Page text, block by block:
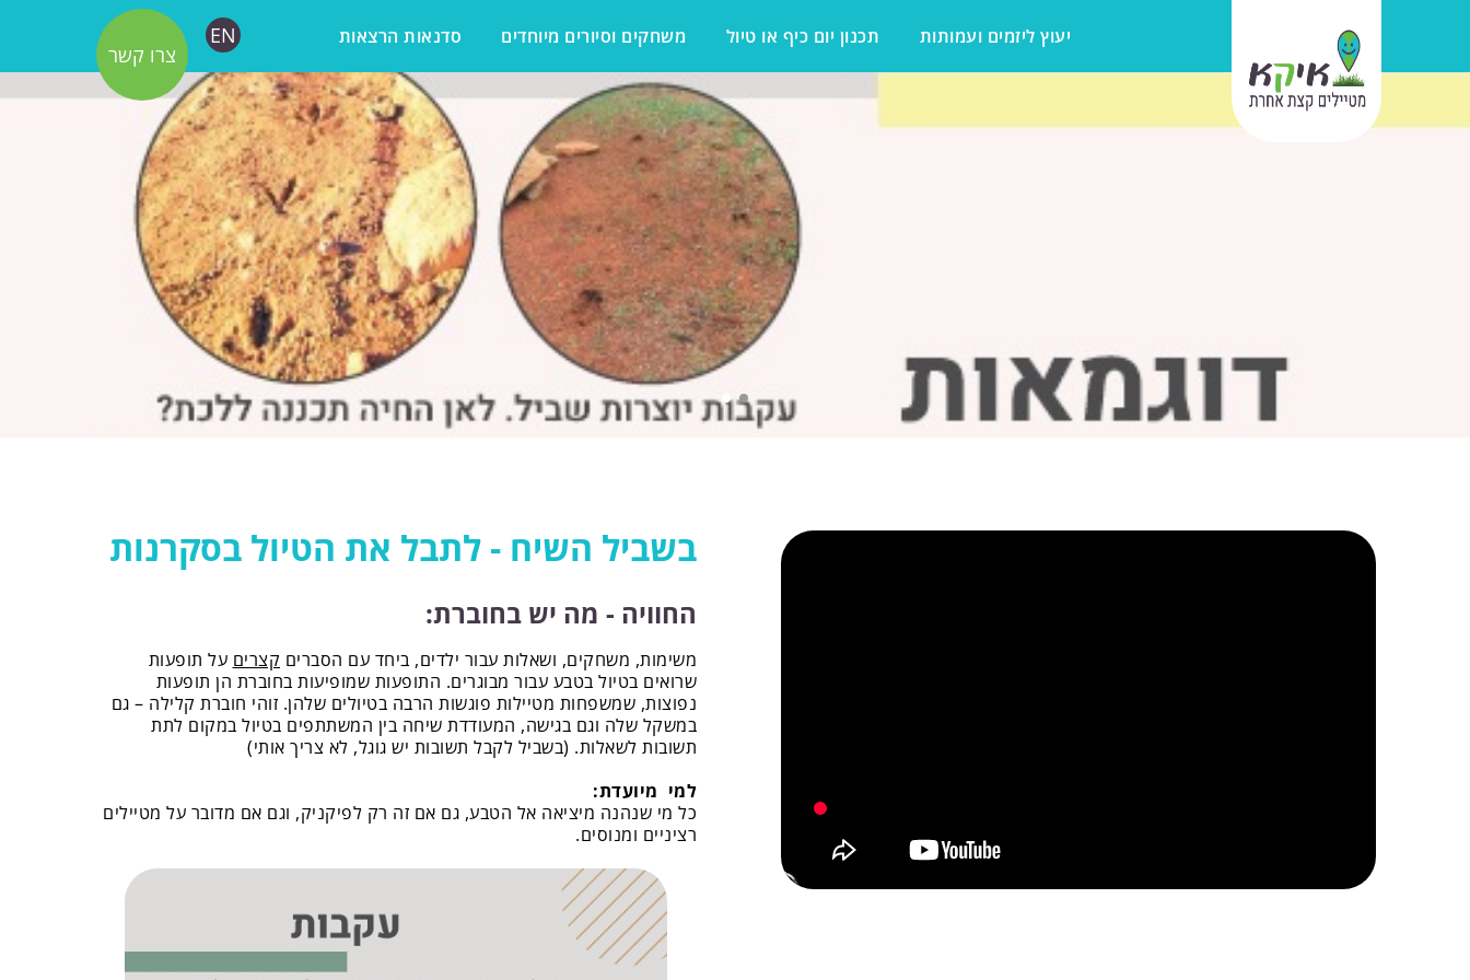
בשביל השיח - לתבל את הטיול בסקרנות
החוויה - מה יש בחוברת:
משימות, משחקים, ושאלות עבור ילדים, ביחד עם הסברים קצרים על תופעות
שרואים בטיול בטבע עבור מבוגרים. התופעות שמופיעות בחוברת הן תופעות
נפוצות, שמשפחות מטיילות פוגשות הרבה בטיולים שלהן. זוהי חוברת קלילה – גם
במשקל שלה וגם בגישה, המעודדת שיחה בין המשתתפים בטיול במקום לתת
תשובות לשאלות. (בשביל לקבל תשובות יש גוגל, לא צריך אותי)
למי מיועדת:
כל מי שנהנה מיציאה אל הטבע, גם אם זה רק לפיקניק, וגם אם מדובר על מטיילים
רציניים ומנוסים.
EN
צרו קשר
יעוץ ליזמים ועמותות תכנון יום כיף או טיול משחקים וסיורים מיוחדים סדנאות הרצאות